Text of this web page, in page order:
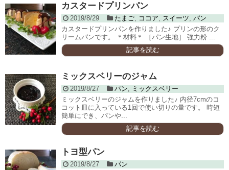
カスタードプリンパン
2019/8/29 たまご, ココア スイーツ パン
カスタードプリンパンを作りました♪ プリンの形のク
リームパンです。 ＊材料＊ ［パン生地］ 強力粉 ...
記事を読む
ミックスベリーのジャム
2019/8/27 パン
ミックスベリー
ミックスベリーのジャムを作りました♪ 内径7cmのコ
コット皿に入っている1回で使い切りの量です。 時短
簡単にでき、パンや...
記事を読む
トヨ型パン
2019/8/27
パン